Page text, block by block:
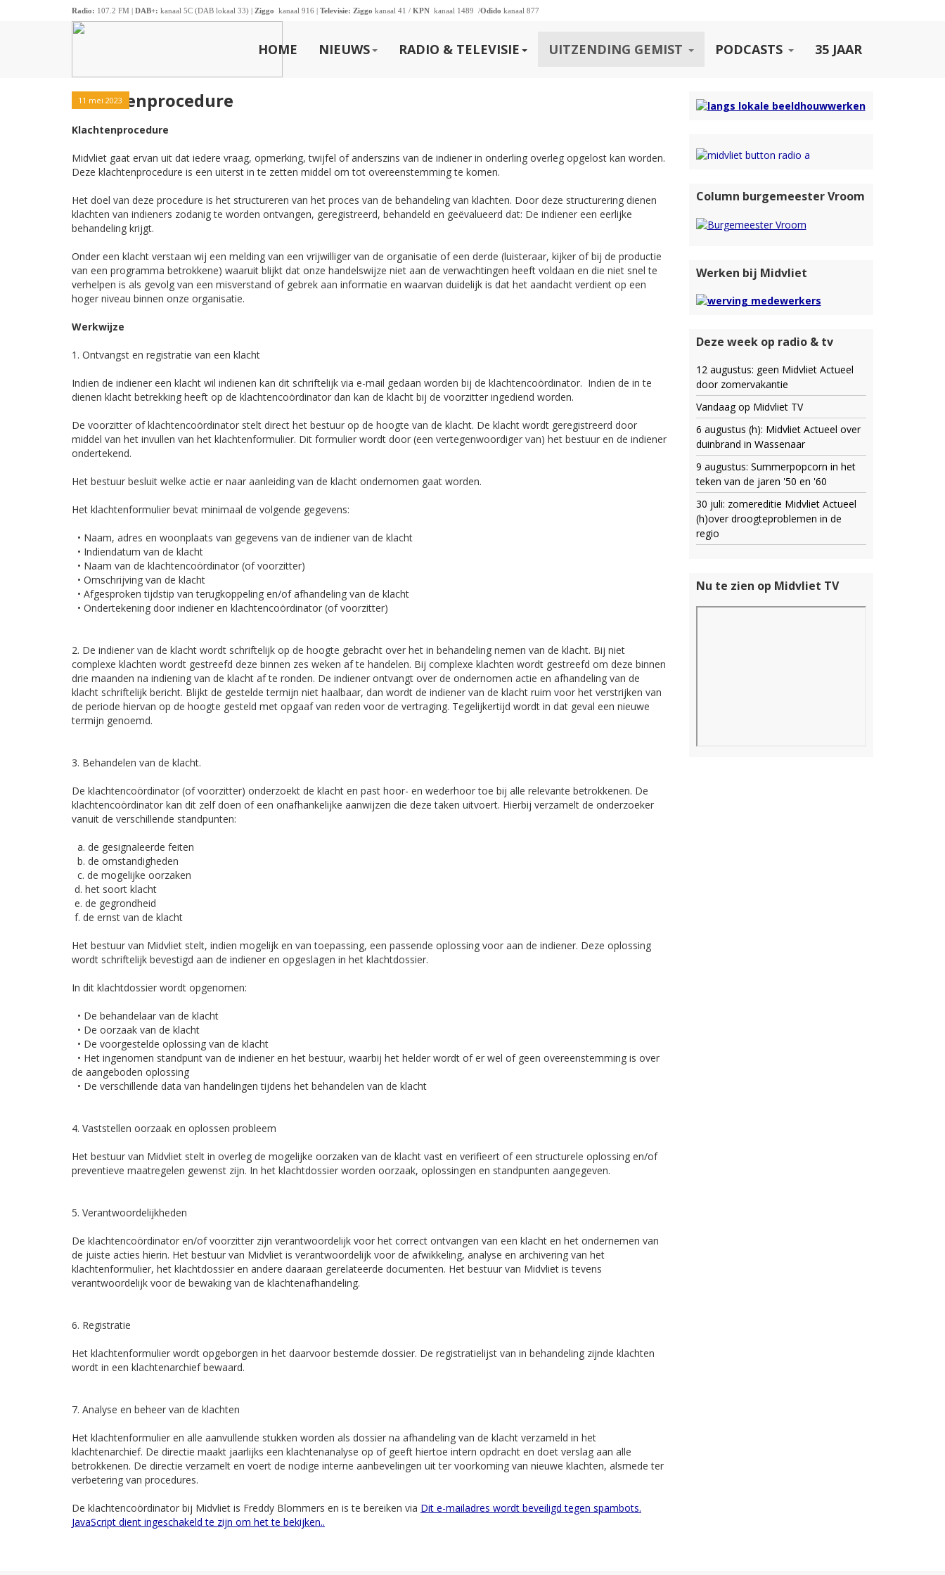
Radio: 107.2 FM | DAB+: kanaal 5C (DAB lokaal 33) | Ziggo kanaal 916 | Televisie: Ziggo kanaal 41 / KPN kanaal 1489 /Odido kanaal 877
HOME NIEUWS RADIO & TELEVISIE UITZENDING GEMIST PODCASTS 35 JAAR
11 mei 2023
Klachtenprocedure
Klachtenprocedure
Midvliet gaat ervan uit dat iedere vraag, opmerking, twijfel of anderszins van de indiener in onderling overleg opgelost kan worden.
Deze klachtenprocedure is een uiterst in te zetten middel om tot overeenstemming te komen.
Het doel van deze procedure is het structureren van het proces van de behandeling van klachten. Door deze structurering dienen
klachten van indieners zodanig te worden ontvangen, geregistreerd, behandeld en geëvalueerd dat: De indiener een eerlijke
behandeling krijgt.
Onder een klacht verstaan wij een melding van een vrijwilliger van de organisatie of een derde (luisteraar, kijker of bij de productie
van een programma betrokkene) waaruit blijkt dat onze handelswijze niet aan de verwachtingen heeft voldaan en die niet snel te
verhelpen is als gevolg van een misverstand of gebrek aan informatie en waarvan duidelijk is dat het aandacht verdient op een
hoger niveau binnen onze organisatie.
Werkwijze
1. Ontvangst en registratie van een klacht
Indien de indiener een klacht wil indienen kan dit schriftelijk via e-mail gedaan worden bij de klachtencoördinator. Indien de in te
dienen klacht betrekking heeft op de klachtencoördinator dan kan de klacht bij de voorzitter ingediend worden.
De voorzitter of klachtencoördinator stelt direct het bestuur op de hoogte van de klacht. De klacht wordt geregistreerd door
middel van het invullen van het klachtenformulier. Dit formulier wordt door (een vertegenwoordiger van) het bestuur en de indiener
ondertekend.
Het bestuur besluit welke actie er naar aanleiding van de klacht ondernomen gaat worden.
Het klachtenformulier bevat minimaal de volgende gegevens:
• Naam, adres en woonplaats van gegevens van de indiener van de klacht
• Indiendatum van de klacht
• Naam van de klachtencoördinator (of voorzitter)
• Omschrijving van de klacht
• Afgesproken tijdstip van terugkoppeling en/of afhandeling van de klacht
• Ondertekening door indiener en klachtencoördinator (of voorzitter)
2. De indiener van de klacht wordt schriftelijk op de hoogte gebracht over het in behandeling nemen van de klacht. Bij niet
complexe klachten wordt gestreefd deze binnen zes weken af te handelen. Bij complexe klachten wordt gestreefd om deze binnen
drie maanden na indiening van de klacht af te ronden. De indiener ontvangt over de ondernomen actie en afhandeling van de
klacht schriftelijk bericht. Blijkt de gestelde termijn niet haalbaar, dan wordt de indiener van de klacht ruim voor het verstrijken van
de periode hiervan op de hoogte gesteld met opgaaf van reden voor de vertraging. Tegelijkertijd wordt in dat geval een nieuwe
termijn genoemd.
3. Behandelen van de klacht.
De klachtencoördinator (of voorzitter) onderzoekt de klacht en past hoor- en wederhoor toe bij alle relevante betrokkenen. De
klachtencoördinator kan dit zelf doen of een onafhankelijke aanwijzen die deze taken uitvoert. Hierbij verzamelt de onderzoeker
vanuit de verschillende standpunten:
a. de gesignaleerde feiten
b. de omstandigheden
c. de mogelijke oorzaken
d. het soort klacht
e. de gegrondheid
f. de ernst van de klacht
Het bestuur van Midvliet stelt, indien mogelijk en van toepassing, een passende oplossing voor aan de indiener. Deze oplossing
wordt schriftelijk bevestigd aan de indiener en opgeslagen in het klachtdossier.
In dit klachtdossier wordt opgenomen:
• De behandelaar van de klacht
• De oorzaak van de klacht
• De voorgestelde oplossing van de klacht
• Het ingenomen standpunt van de indiener en het bestuur, waarbij het helder wordt of er wel of geen overeenstemming is over
de aangeboden oplossing
• De verschillende data van handelingen tijdens het behandelen van de klacht
4. Vaststellen oorzaak en oplossen probleem
Het bestuur van Midvliet stelt in overleg de mogelijke oorzaken van de klacht vast en verifieert of een structurele oplossing en/of
preventieve maatregelen gewenst zijn. In het klachtdossier worden oorzaak, oplossingen en standpunten aangegeven.
5. Verantwoordelijkheden
De klachtencoördinator en/of voorzitter zijn verantwoordelijk voor het correct ontvangen van een klacht en het ondernemen van
de juiste acties hierin. Het bestuur van Midvliet is verantwoordelijk voor de afwikkeling, analyse en archivering van het
klachtenformulier, het klachtdossier en andere daaraan gerelateerde documenten. Het bestuur van Midvliet is tevens
verantwoordelijk voor de bewaking van de klachtenafhandeling.
6. Registratie
Het klachtenformulier wordt opgeborgen in het daarvoor bestemde dossier. De registratielijst van in behandeling zijnde klachten
wordt in een klachtenarchief bewaard.
7. Analyse en beheer van de klachten
Het klachtenformulier en alle aanvullende stukken worden als dossier na afhandeling van de klacht verzameld in het
klachtenarchief. De directie maakt jaarlijks een klachtenanalyse op of geeft hiertoe intern opdracht en doet verslag aan alle
betrokkenen. De directie verzamelt en voert de nodige interne aanbevelingen uit ter voorkoming van nieuwe klachten, alsmede ter
verbetering van procedures.
De klachtencoördinator bij Midvliet is Freddy Blommers en is te bereiken via Dit e-mailadres wordt beveiligd tegen spambots.
JavaScript dient ingeschakeld te zijn om het te bekijken..
Column burgemeester Vroom
Werken bij Midvliet
Deze week op radio & tv
12 augustus: geen Midvliet Actueel
door zomervakantie
Vandaag op Midvliet TV
6 augustus (h): Midvliet Actueel over
duinbrand in Wassenaar
9 augustus: Summerpopcorn in het
teken van de jaren '50 en '60
30 juli: zomereditie Midvliet Actueel
(h)over droogteproblemen in de
regio
Nu te zien op Midvliet TV